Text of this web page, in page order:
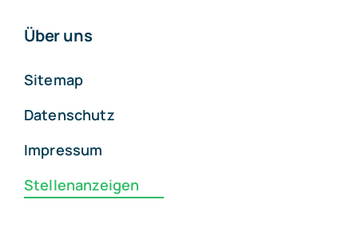
Über uns
Sitemap
Datenschutz
Impressum
Stellenanzeigen